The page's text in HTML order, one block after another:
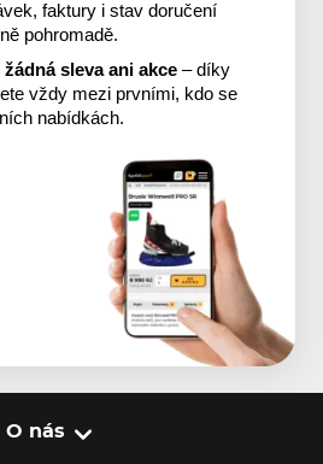
faktury i stav doručení
pohromadě.
sleva ani akce – díky
vždy mezi prvními, kdo se
nabídkách.
O nás